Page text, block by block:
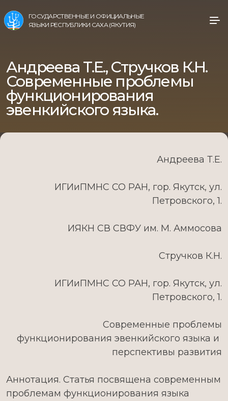
ГОСУДАРСТВЕННЫЕ И ОФИЦИАЛЬНЫЕ
ЯЗЫКИ РЕСПУБЛИКИ САХА (ЯКУТИЯ)
Андреева Т.Е., Стручков К.Н.
Современные проблемы
функционирования
эвенкийского языка.
Андреева Т.Е.
ИГИиПМНС СО РАН, гор. Якутск, ул.
Петровского, 1.
ИЯКН СВ СВФУ им. М. Аммосова
Стручков К.Н.
ИГИиПМНС СО РАН, гор. Якутск, ул.
Петровского, 1.
Современные проблемы
функционирования эвенкийского языка и
перспективы развития
Аннотация. Статья посвящена современным
проблемам функционирования языка